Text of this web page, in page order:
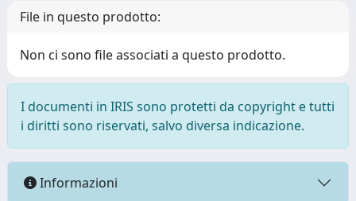
File in questo prodotto:
Non ci sono file associati a questo prodotto.
I documenti in IRIS sono protetti da copyright e tutti
i diritti sono riservati, salvo diversa indicazione.
Informazioni